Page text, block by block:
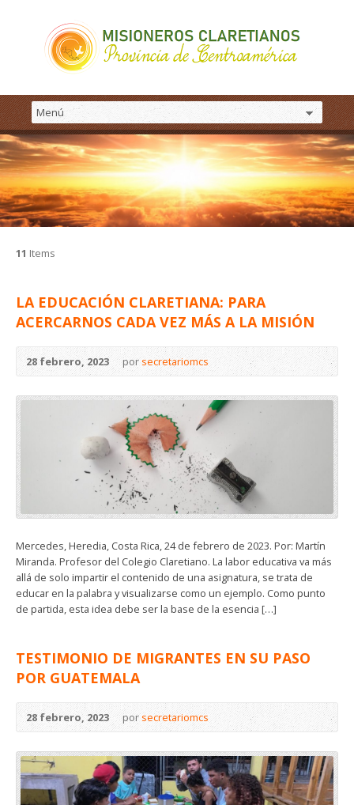
11 Items
LA EDUCACIÓN CLARETIANA: PARA
ACERCARNOS CADA VEZ MÁS A LA MISIÓN
28 febrero, 2023 porsecretariomcs
Mercedes, Heredia, Costa Rica, 24 de febrero de 2023. Por: Martín
Miranda. Profesor del Colegio Claretiano. La labor educativa va más
allá de solo impartir el contenido de una asignatura, se trata de
educar en la palabra y visualizarse como un ejemplo. Como punto
de partida, esta idea debe ser la base de la esencia […]
TESTIMONIO DE MIGRANTES EN SU PASO
POR GUATEMALA
28 febrero, 2023 porsecretariomcs